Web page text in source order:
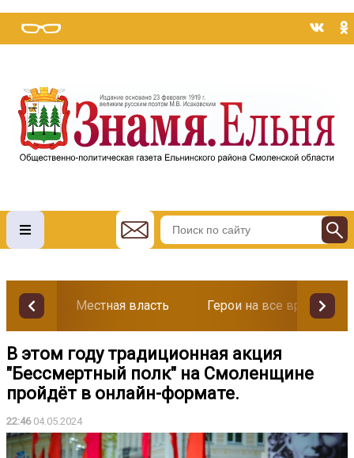
Местная власть Герои на все времена
В этом году традиционная акция
"Бессмертный полк" на Смоленщине
пройдёт в онлайн-формате.
22:4604.05.2024